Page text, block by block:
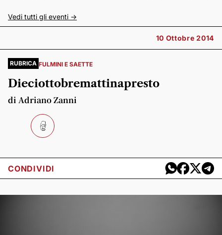
Vedi tutti gli eventi ->
10 Ottobre 2014
RUBRICA FULMINI E SAETTE
Dieciottobremattinapresto
di Adriano Zanni
CONDIVIDI